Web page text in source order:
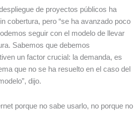
de proyectos públicos ha
cobertura, pero “se ha avanzado poco
seguir con el modelo de llevar
Sabemos que debemos
un factor crucial: la demanda, es
que no se ha resuelto en el caso del
dijo.
porque no sabe usarlo, no porque no